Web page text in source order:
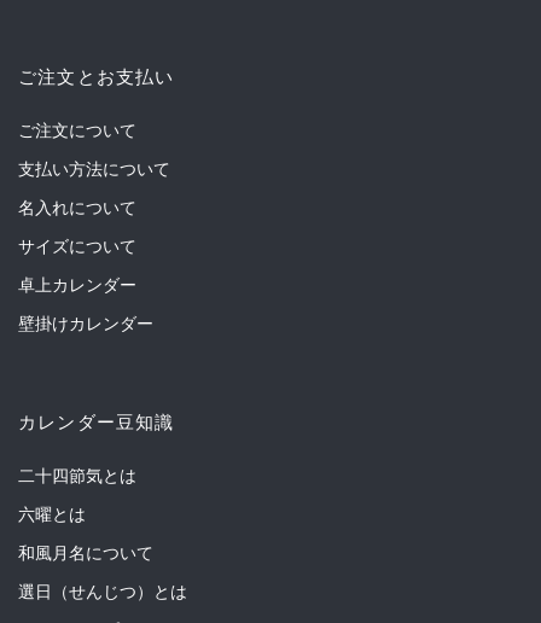
ご注文とお支払い
ご注文について
支払い方法について
名入れについて
サイズについて
卓上カレンダー
壁掛けカレンダー
カレンダー豆知識
二十四節気とは
六曜とは
和風月名について
選日（せんじつ）とは